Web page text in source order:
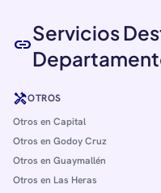
link
Servicios
handymanOTROS
Otros en Capital
Otros en Godoy Cruz
Otros en Guaymallén
Otros en Las Heras